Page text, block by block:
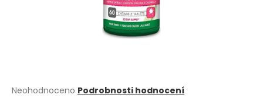
Průměrné
Neohodnoceno Podrobnosti hodnocení
?